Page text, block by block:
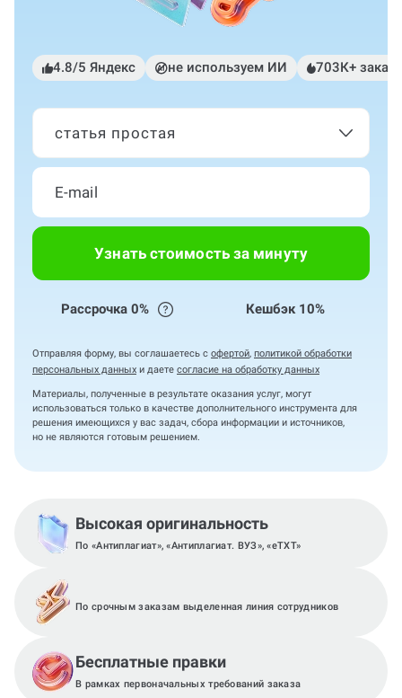
4.8/5 Яндекс не используем ИИ 703К+
статья простая
Узнать стоимость за минуту
Рассрочка 0% Кешбэк 10%
Отправляя форму, вы соглашаетесь с офертой, политикой обработки
персональных данных и даете согласие на обработку данных
Материалы, полученные в результате оказания услуг, могут
использоваться только в качестве дополнительного инструмента для
решения имеющихся у вас задач, сбора информации и источников,
но не являются готовым решением.
Высокая оригинальность
По «Антиплагиат», «Антиплагиат. ВУЗ», «eTXT»
По срочным заказам выделенная линия сотрудников
Бесплатные правки
В рамках первоначальных требований заказа